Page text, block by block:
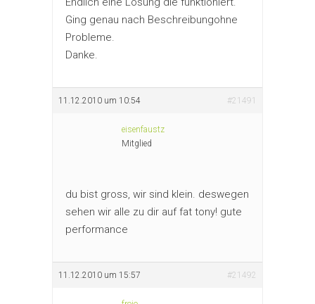
Ging genau nach Beschreibungohne
Probleme.
Danke.
11.12.2010 um 10:54 #21491
eisenfaustz
Mitglied
du bist gross, wir sind klein. deswegen
sehen wir alle zu dir auf fat tony! gute
performance
11.12.2010 um 15:57 #21492